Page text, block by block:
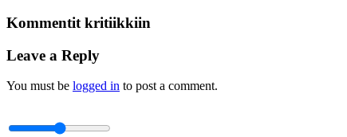
Kommentit kritiikkiin
Leave a Reply
You must be logged in to post a comment.